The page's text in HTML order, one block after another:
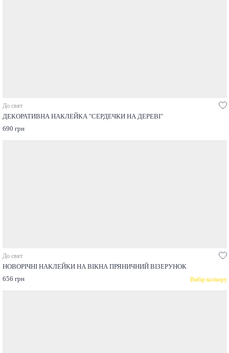
До свят
ДЕКОРАТИВНА НАКЛЕЙКА "СЕРДЕЧКИ НА ДЕРЕВІ"
690 грн
До свят
НОВОРІЧНІ НАКЛЕЙКИ НА ВІКНА ПРЯНИЧНИЙ ВІЗЕРУНОК
656 грн
Вибір кольору